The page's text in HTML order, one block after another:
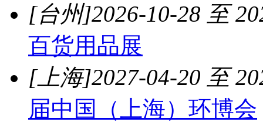
[台州]2026-10-28 至
百货用品展
[上海]2027-04-20 至
届中国（上海）环博会